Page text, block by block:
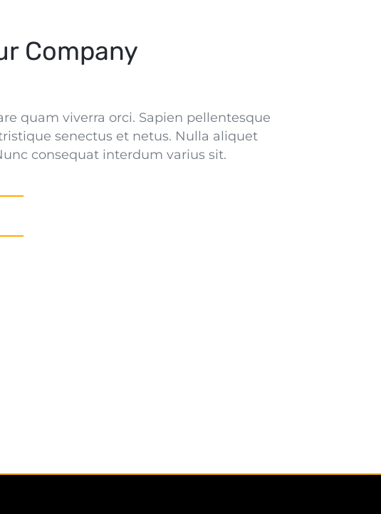
Company
quam viverra orci. Sapien pellentesque
senectus et netus. Nulla aliquet
consequat interdum varius sit.